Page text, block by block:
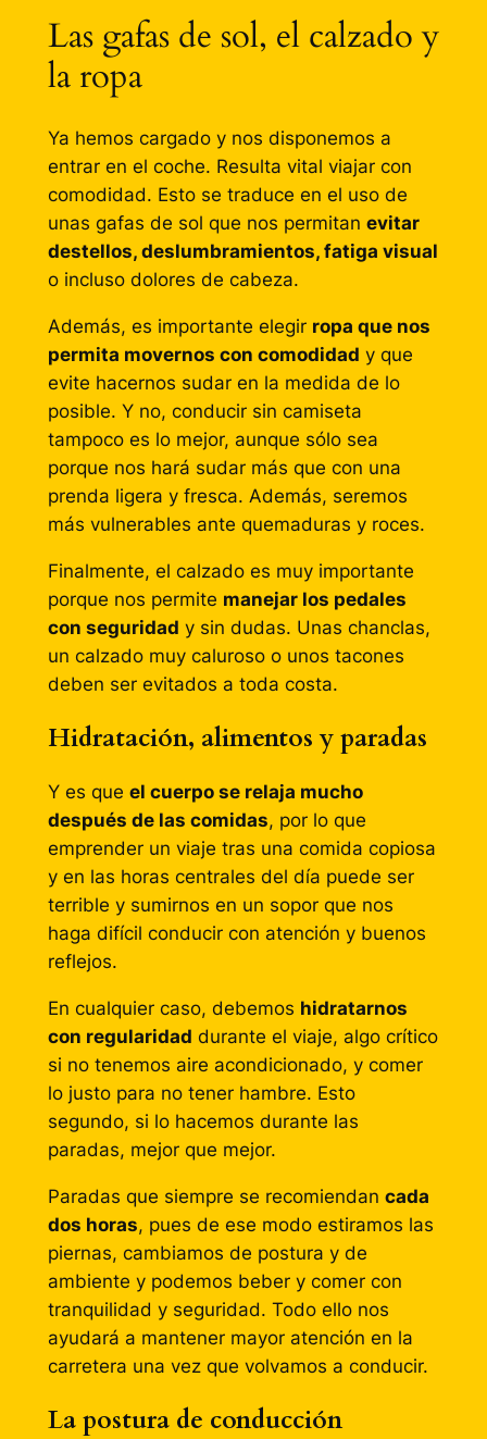
Las gafas de sol, el calzado y
la ropa
Ya hemos cargado y nos disponemos a
entrar en el coche. Resulta vital viajar con
comodidad. Esto se traduce en el uso de
unas gafas de sol que nos permitan evitar
destellos, deslumbramientos, fatiga visual
o incluso dolores de cabeza.
Además, es importante elegir ropa que nos
permita movernos con comodidad y que
evite hacernos sudar en la medida de lo
posible. Y no, conducir sin camiseta
tampoco es lo mejor, aunque sólo sea
porque nos hará sudar más que con una
prenda ligera y fresca. Además, seremos
más vulnerables ante quemaduras y roces.
Finalmente, el calzado es muy importante
porque nos permite manejar los pedales
con seguridad y sin dudas. Unas chanclas,
un calzado muy caluroso o unos tacones
deben ser evitados a toda costa.
Hidratación, alimentos y paradas
Y es que el cuerpo se relaja mucho
después de las comidas, por lo que
emprender un viaje tras una comida copiosa
y en las horas centrales del día puede ser
terrible y sumirnos en un sopor que nos
haga difícil conducir con atención y buenos
reflejos.
En cualquier caso, debemos hidratarnos
con regularidad durante el viaje, algo crítico
si no tenemos aire acondicionado, y comer
lo justo para no tener hambre. Esto
segundo, si lo hacemos durante las
paradas, mejor que mejor.
Paradas que siempre se recomiendan cada
dos horas, pues de ese modo estiramos las
piernas, cambiamos de postura y de
ambiente y podemos beber y comer con
tranquilidad y seguridad. Todo ello nos
ayudará a mantener mayor atención en la
carretera una vez que volvamos a conducir.
La postura de conducción